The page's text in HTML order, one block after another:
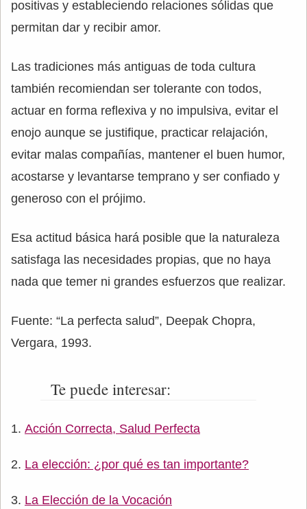
positivas y estableciendo relaciones sólidas que
permitan dar y recibir amor.
Las tradiciones más antiguas de toda cultura
también recomiendan ser tolerante con todos,
actuar en forma reflexiva y no impulsiva, evitar el
enojo aunque se justifique, practicar relajación,
evitar malas compañías, mantener el buen humor,
acostarse y levantarse temprano y ser confiado y
generoso con el prójimo.
Esa actitud básica hará posible que la naturaleza
satisfaga las necesidades propias, que no haya
nada que temer ni grandes esfuerzos que realizar.
Fuente: “La perfecta salud”, Deepak Chopra,
Vergara, 1993.
Te puede interesar:
Acción Correcta, Salud Perfecta
La elección: ¿por qué es tan importante?
La Elección de la Vocación